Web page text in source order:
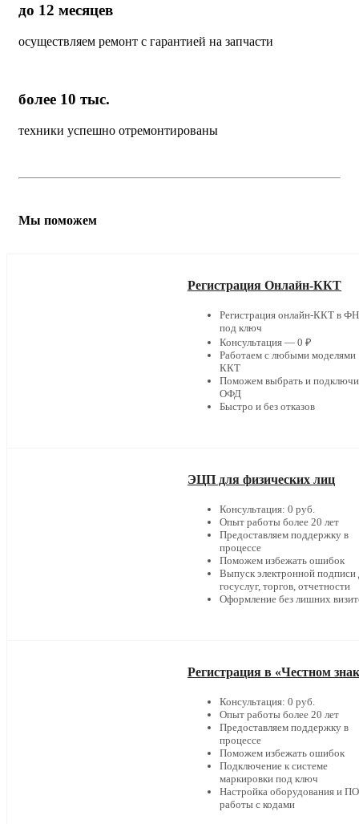
до 12 месяцев
осуществляем ремонт с гарантией на запчасти
более 10 тыс.
техники успешно отремонтированы
Мы поможем
Регистрация Онлайн-ККТ
Регистрация онлайн-ККТ в
под ключ
Консультация — 0 ₽
Работаем с любыми моделями
ККТ
Поможем выбрать и
ОФД
Быстро и без отказов
ЭЦП для физических лиц
Консультация: 0 руб.
Опыт работы более 20 лет
Предоставляем поддержку в
процессе
Поможем избежать ошибок
Выпуск электронной подписи
госуслуг, торгов, отчетности
Оформление без лишних
Регистрация в «Честном
Консультация: 0 руб.
Опыт работы более 20 лет
Предоставляем поддержку в
процессе
Поможем избежать ошибок
Подключение к системе
маркировки под ключ
Настройка оборудования и
работы с кодами